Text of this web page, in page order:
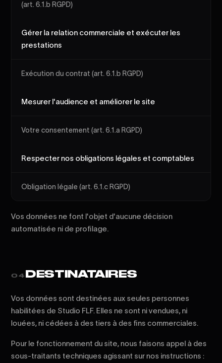
(art. 6.1.b RGPD)
Gérer la relation commerciale et exécuter les
prestations
Exécution du contrat (art. 6.1.b RGPD)
Mesurer l'audience et améliorer le site
Votre consentement (art. 6.1.a RGPD)
Respecter nos obligations légales et comptables
Obligation légale (art. 6.1.c RGPD)
Vos données ne font l'objet d'aucune décision
automatisée ni de profilage.
04 DESTINATAIRES
Vos données sont destinées aux seules personnes
habilitées de Studio FLF. Elles ne sont ni vendues, ni
louées, ni cédées à des tiers à des fins commerciales.
Pour le fonctionnement du site, nous faisons appel à des
sous-traitants techniques agissant sur nos instructions :